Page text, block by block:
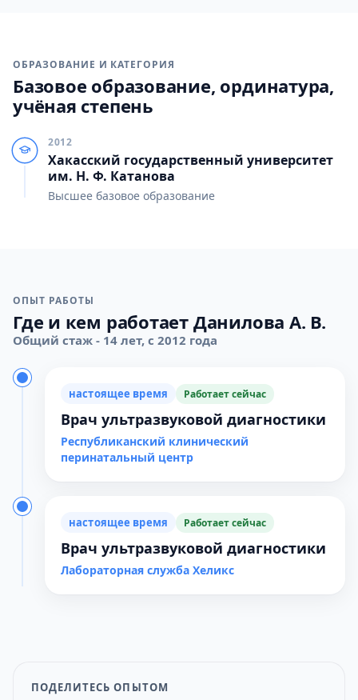
ОБРАЗОВАНИЕ И КАТЕГОРИЯ
Базовое образование, ординатура,
учёная степень
2012
Хакасский государственный университет
им. Н. Ф. Катанова
Высшее базовое образование
ОПЫТ РАБОТЫ
Где и кем работает Данилова А. В.
Общий стаж - 14 лет, с 2012 года
настоящее время Работает сейчас
Врач ультразвуковой диагностики
Республиканский клинический
перинатальный центр
настоящее время Работает сейчас
Врач ультразвуковой диагностики
Лабораторная служба Хеликс
ПОДЕЛИТЕСЬ ОПЫТОМ